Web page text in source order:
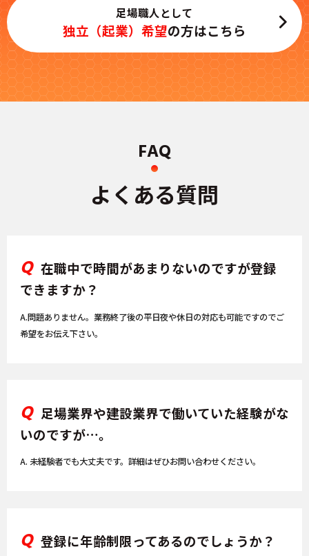
足場職人として
独立（起業）希望の方はこちら
FAQ
よくある質問
Q 在職中で時間があまりないのですが登録
できますか？
A.問題ありません。業務終了後の平日夜や休日の対応も可能ですのでご
希望をお伝え下さい。
Q 足場業界や建設業界で働いていた経験がな
いのですが…。
A. 未経験者でも大丈夫です。詳細はぜひお問い合わせください。
Q 登録に年齢制限ってあるのでしょうか？